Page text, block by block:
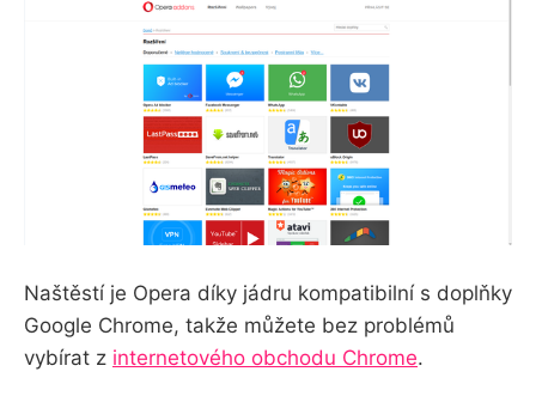
Naštěstí je Opera díky jádru kompatibilní s doplňky
Google Chrome, takže můžete bez problémů
vybírat z internetového obchodu Chrome.